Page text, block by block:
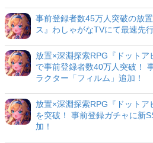
事前登録者数45万人突破の放
ス』わしゃがなTVにて最速先
放置×深淵探索RPG『ドット
で事前登録者数40万人突破！
ラクター「フィルム」追加！
放置×深淵探索RPG『ドット
を突破！ 事前登録ガチャに新
加！